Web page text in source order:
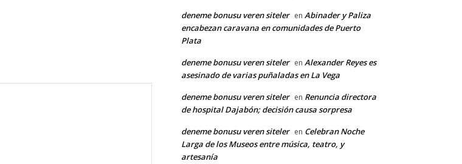
deneme bonusu veren siteler en Abinader y Paliza
encabezan caravana en comunidades de Puerto
Plata
deneme bonusu veren siteler en Alexander Reyes es
asesinado de varias puñaladas en La Vega
deneme bonusu veren siteler en Renuncia directora
de hospital Dajabón; decisión causa sorpresa
deneme bonusu veren siteler en Celebran Noche
Larga de los Museos entre música, teatro, y
artesanía